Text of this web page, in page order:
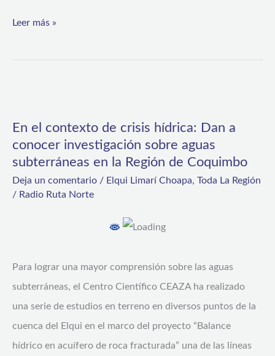
Leer más »
En el contexto de crisis hídrica: Dan a
conocer investigación sobre aguas
subterráneas en la Región de Coquimbo
Deja un comentario / Elqui Limarí Choapa, Toda La Región
/ Radio Ruta Norte
Para lograr una mayor comprensión sobre las aguas
subterráneas, el Centro Científico CEAZA ha realizado
una serie de estudios en terreno en diversos puntos de la
cuenca del Elqui en el marco del proyecto “Balance
hídrico en acuífero de roca fracturada” una de las líneas
contexto
hídrica:
investigación
sobre
aguas
subterráneas
en